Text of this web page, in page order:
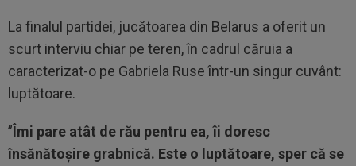
La finalul partidei, jucătoarea din Belarus a oferit un
scurt interviu chiar pe teren, în cadrul căruia a
caracterizat-o pe Gabriela Ruse într-un singur cuvânt:
luptătoare.
”Îmi pare atât de rău pentru ea, îi doresc
însănătoșire grabnică. Este o luptătoare, sper că se